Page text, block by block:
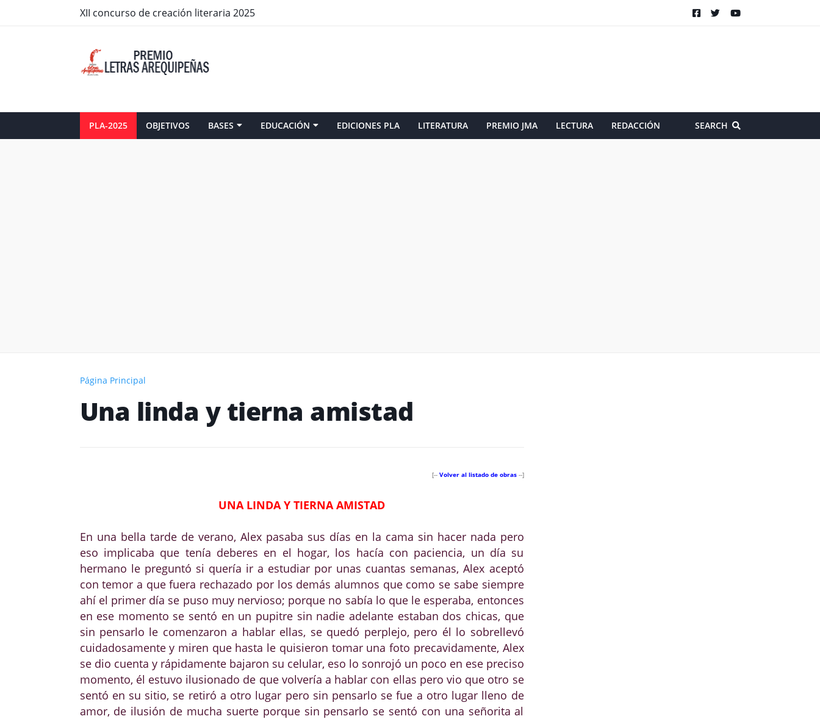
XII concurso de creación literaria 2025
PLA-2025 OBJETIVOS BASES EDUCACIÓN EDICIONES PLA LITERATURA PREMIO JMA LECTURA REDACCIÓN SEARCH
Página Principal
Una linda y tierna amistad
[-- Volver al listado de obras--]
UNA LINDA Y TIERNA AMISTAD
En una bella tarde de verano, Alex pasaba sus días en la cama sin hacer nada pero
eso implicaba que tenía deberes en el hogar, los hacía con paciencia, un día su
hermano le preguntó si quería ir a estudiar por unas cuantas semanas, Alex aceptó
con temor a que fuera rechazado por los demás alumnos que como se sabe siempre
ahí el primer día se puso muy nervioso; porque no sabía lo que le esperaba, entonces
en ese momento se sentó en un pupitre sin nadie adelante estaban dos chicas, que
sin pensarlo le comenzaron a hablar ellas, se quedó perplejo, pero él lo sobrellevó
cuidadosamente y miren que hasta le quisieron tomar una foto precavidamente, Alex
se dio cuenta y rápidamente bajaron su celular, eso lo sonrojó un poco en ese preciso
momento, él estuvo ilusionado de que volvería a hablar con ellas pero vio que otro se
sentó en su sitio, se retiró a otro lugar pero sin pensarlo se fue a otro lugar lleno de
amor, de ilusión de mucha suerte porque sin pensarlo se sentó con una señorita al